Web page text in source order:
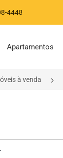
4448
Apartamentos
à venda